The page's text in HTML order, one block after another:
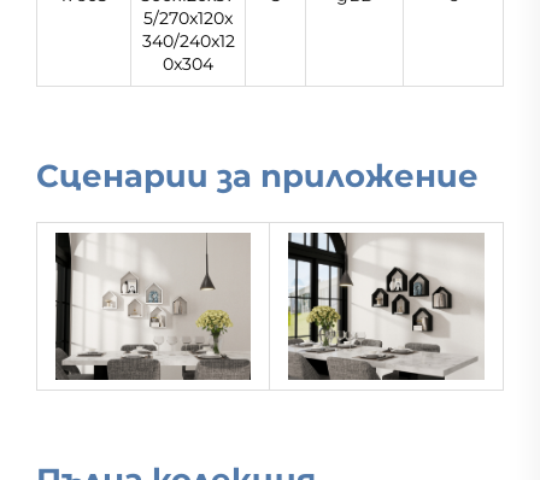
5/270x120x
340/240x12
0x304
Сценарии за приложение